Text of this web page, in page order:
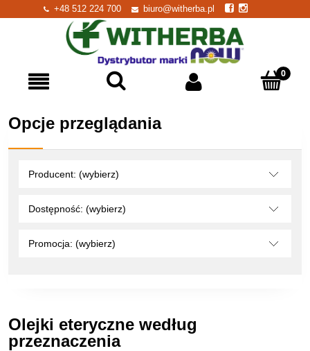
+48 512 224 700 biuro@witherba.pl
Opcje przeglądania
Producent: (wybierz)
Dostępność: (wybierz)
Promocja: (wybierz)
Olejki eteryczne według
przeznaczenia